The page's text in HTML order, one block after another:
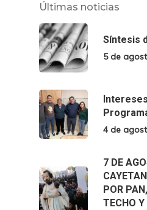
Últimas noticias
Síntesis
5 de
4 de
7 DE
POR
TECHO